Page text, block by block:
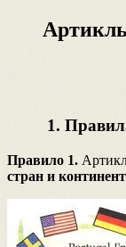
1.
Правило 1.
стран и